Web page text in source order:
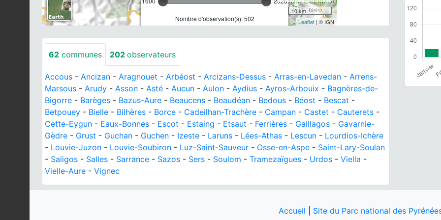
Nombre d'observation(s): 502
10 km
Leaflet| © IGN
62 communes 202 observateurs
Accous - Ancizan - Aragnouet - Arbéost - Arcizans-Dessus - Arras-en-Lavedan - Arrens-
Marsous - Arudy - Asson - Asté - Aucun - Aulon - Aydius - Ayros-Arbouix - Bagnères-de-
Bigorre - Barèges - Bazus-Aure - Beaucens - Beaudéan - Bedous - Béost - Bescat -
Betpouey - Bielle - Bilhères - Borce - Cadeilhan-Trachère - Campan - Castet - Cauterets -
Cette-Eygun - Eaux-Bonnes - Escot - Estaing - Etsaut - Ferrières - Gaillagos - Gavarnie-
Gèdre - Grust - Guchan - Guchen - Izeste - Laruns - Lées-Athas - Lescun - Lourdios-Ichère
- Louvie-Juzon - Louvie-Soubiron - Luz-Saint-Sauveur - Osse-en-Aspe - Saint-Lary-Soulan
- Saligos - Salles - Sarrance - Sazos - Sers - Soulom - Tramezaïgues - Urdos - Viella -
Vielle-Aure - Vignec
Accueil Site du Parc national des